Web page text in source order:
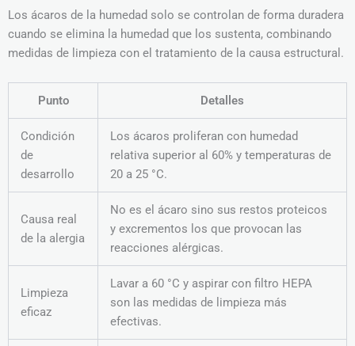
Los ácaros de la humedad solo se controlan de forma duradera
cuando se elimina la humedad que los sustenta, combinando
medidas de limpieza con el tratamiento de la causa estructural.
Punto Detalles
Condición
de
desarrollo
Los ácaros proliferan con humedad
relativa superior al 60% y temperaturas de
20 a 25 °C.
Causa real
de la alergia
No es el ácaro sino sus restos proteicos
y excrementos los que provocan las
reacciones alérgicas.
Limpieza
eficaz
Lavar a 60 °C y aspirar con filtro HEPA
son las medidas de limpieza más
efectivas.